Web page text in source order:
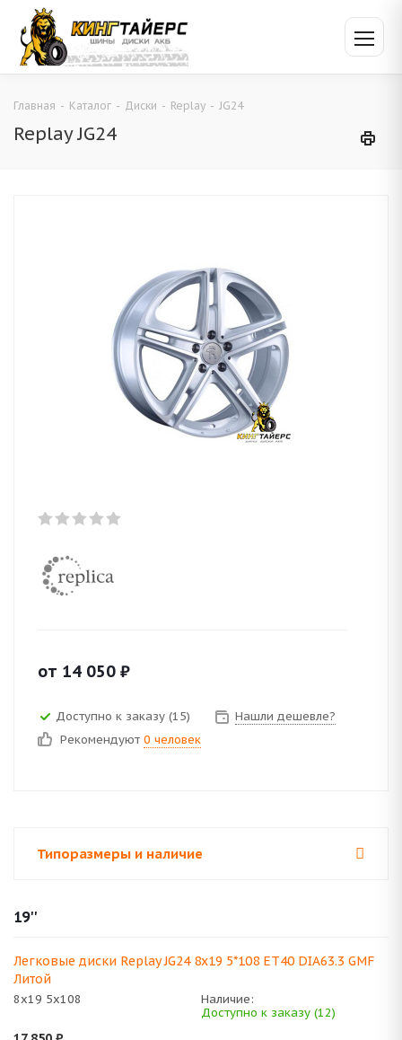
Главная - Каталог - Диски - Replay - JG24
Replay JG24
от 14 050 ₽
Доступно к заказу (15)
Нашли дешевле?
Рекомендуют 0 человек
Типоразмеры и наличие
19''
Легковые диски Replay JG24 8x19 5*108 ET40 DIA63.3 GMF
Литой
8x19 5x108
Наличие:
Доступно к заказу (12)